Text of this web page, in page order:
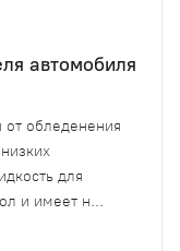
автомобиля
от обледенения
для
и имеет н...